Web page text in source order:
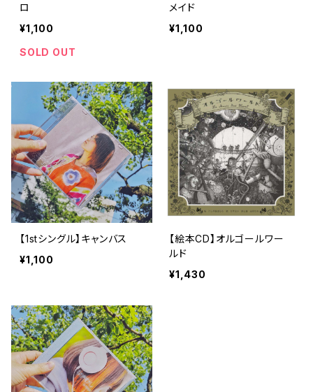
ロ
¥1,100
SOLD OUT
メイド
¥1,100
【1stシングル】キャンバス
¥1,100
【絵本CD】オルゴールワー
ルド
¥1,430